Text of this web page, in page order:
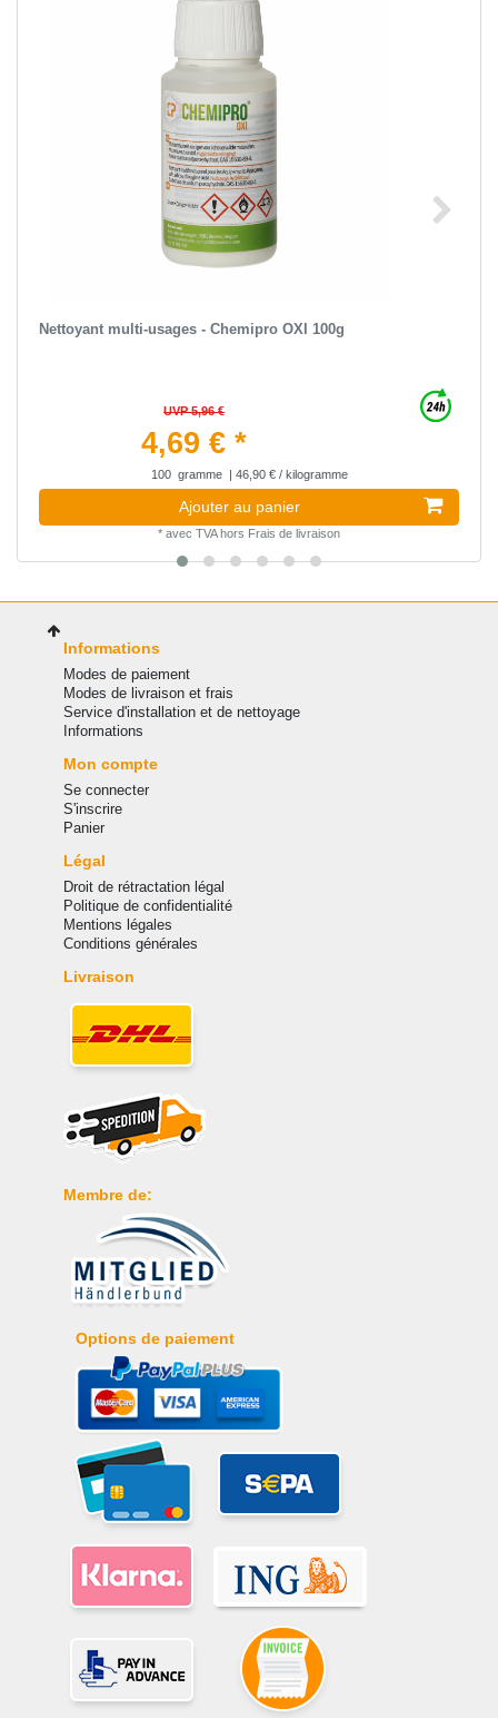
Nettoyant multi-usages - Chemipro OXI 100g
UVP 5,96 €
4,69 € *
100 gramme | 46,90 € / kilogramme
Ajouter au panier
* avec TVAhors Frais de livraison
Informations
Modes de paiement
Modes de livraison et frais
Service d'installation et de nettoyage
Informations
Mon compte
Se connecter
S'inscrire
Panier
Légal
Droit de rétractation légal
Politique de confidentialité
Mentions légales
Conditions générales
Livraison
Membre de:
Options de paiement